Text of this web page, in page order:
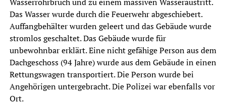
Das Wasser wurde durch die Feuerwehr abgeschiebert.
Auffangbehälter wurden geleert und das Gebäude wurde
stromlos geschaltet. Das Gebäude wurde für
unbewohnbar erklärt. Eine nicht gefähige Person aus dem
Dachgeschoss (94 Jahre) wurde aus dem Gebäude in einen
Rettungswagen transportiert. Die Person wurde bei
Angehörigen untergebracht. Die Polizei war ebenfalls vor
Ort.